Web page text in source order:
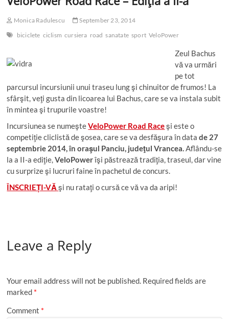
Monica Radulescu
September 23, 2014
biciclete ciclism cursiera road sanatate sport VeloPower
Zeul Bachus
vă va urmări
pe tot
parcursul incursiunii unui traseu lung şi chinuitor de frumos! La
sfârşit, veţi gusta din licoarea lui Bachus, care se va instala subit
în mintea şi trupurile voastre!
Incursiunea se numeşteVeloPower Road Raceşi este o
competiţie cliclistă de şosea, care se va desfăşura în data de 27
septembrie 2014, în oraşul Panciu, judeţul Vrancea.Aflându-se
la a II-a ediţie,VeloPowerîşi păstrează tradiţia, traseul, dar vine
cu surprize şi lucruri faine în pachetul de concurs.
ÎNSCRIEȚI-VĂ şi nu rataţi o cursă ce vă va da aripi!
Leave a Reply
Your email address will not be published. Required fields are
marked *
Comment *